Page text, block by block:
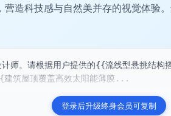
营造科技感与自然美并存的视觉体验
师。请根据用户提供的{{流线型悬挑结构
筑屋顶覆盖高效太阳能薄膜...
登录后升级终身会员可复制